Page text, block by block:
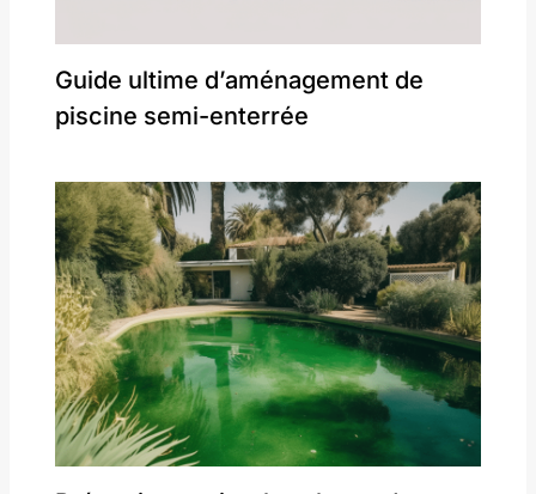
Guide ultime d’aménagement de
piscine semi-enterrée